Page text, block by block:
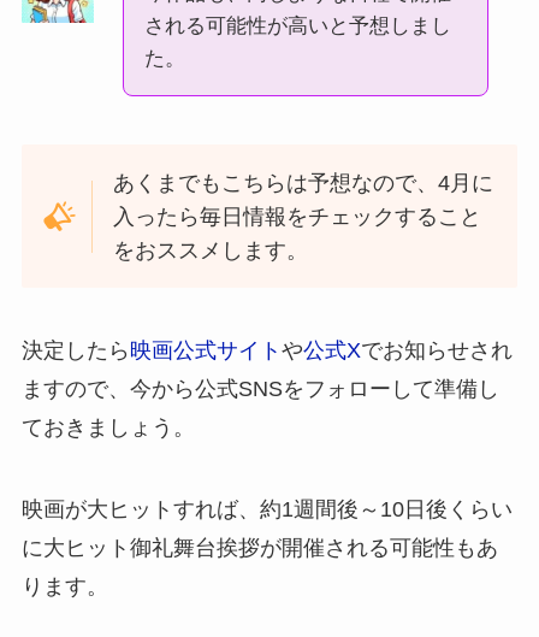
される可能性が高いと予想しまし
た。
あくまでもこちらは予想なので、4月に
入ったら毎日情報をチェックすること
をおススメします。
決定したら 映画公式サイト や公式Xでお知らせされ
ますので、今から公式SNSをフォローして準備し
ておきましょう。
映画が大ヒットすれば、約1週間後～10日後くらい
に大ヒット御礼舞台挨拶が開催される可能性もあ
ります。